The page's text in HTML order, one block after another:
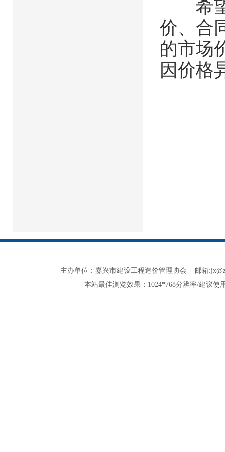
希望
价、合
的市场
因价格
主办单位：嘉兴市建设工程造价管理协会 邮箱
本站最佳浏览效果：1024*768分辨率/建议